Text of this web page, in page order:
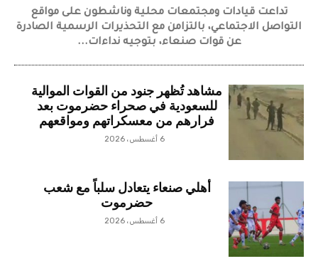
تداعت قيادات ومجتمعات محلية وناشطون على مواقع
التواصل الاجتماعي، بالتزامن مع التحذيرات الرسمية الصادرة
عن قوات صنعاء، بتوجيه نداءات...
مشاهد تُظهر جنود من القوات الموالية
للسعودية في صحراء حضرموت بعد
فرارهم من معسكراتهم ومواقعهم
6 أغسطس، 2026
أهلي صنعاء يتعادل سلباً مع شعب
حضرموت
6 أغسطس، 2026